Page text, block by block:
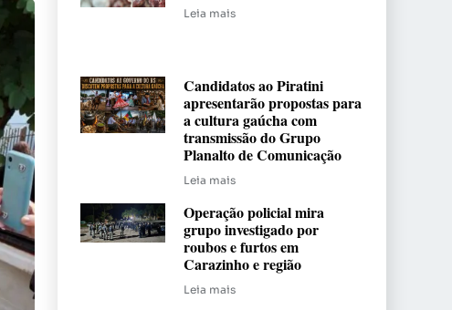
Leia mais
Candidatos ao Piratini
apresentarão propostas para
a cultura gaúcha com
transmissão do Grupo
Planalto de Comunicação
Leia mais
Operação policial mira
grupo investigado por
roubos e furtos em
Carazinho e região
Leia mais